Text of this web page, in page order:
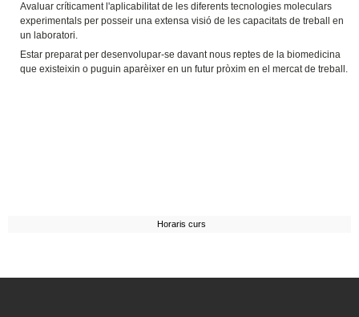
Avaluar críticament l'aplicabilitat de les diferents tecnologies moleculars
experimentals per posseir una extensa visió de les capacitats de treball en
un laboratori.
Estar preparat per desenvolupar-se davant nous reptes de la biomedicina
que existeixin o puguin aparèixer en un futur pròxim en el mercat de treball.
Horaris curs